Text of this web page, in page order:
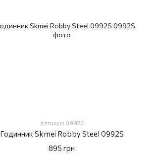
Артикул: 0992S
Годинник Skmei Robby Steel 0992S
895 грн